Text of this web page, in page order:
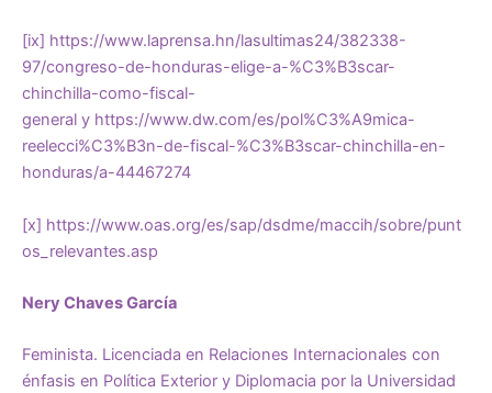
[ix] https://www.laprensa.hn/lasultimas24/382338-
97/congreso-de-honduras-elige-a-%C3%B3scar-
chinchilla-como-fiscal-
general y https://www.dw.com/es/pol%C3%A9mica-
reelecci%C3%B3n-de-fiscal-%C3%B3scar-chinchilla-en-
honduras/a-44467274
[x] https://www.oas.org/es/sap/dsdme/maccih/sobre/punt
os_relevantes.asp
Nery Chaves García
Feminista. Licenciada en Relaciones Internacionales con
énfasis en Política Exterior y Diplomacia por la Universidad